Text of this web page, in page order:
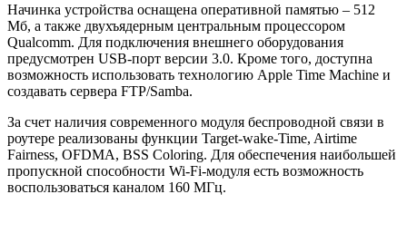
Начинка устройства оснащена оперативной памятью – 512
Мб, а также двухъядерным центральным процессором
Qualcomm. Для подключения внешнего оборудования
предусмотрен USB-порт версии 3.0. Кроме того, доступна
возможность использовать технологию Apple Time Machine и
создавать сервера FTP/Samba.
За счет наличия современного модуля беспроводной связи в
роутере реализованы функции Target-wake-Time, Airtime
Fairness, OFDMA, BSS Coloring. Для обеспечения наибольшей
пропускной способности Wi-Fi-модуля есть возможность
воспользоваться каналом 160 МГц.